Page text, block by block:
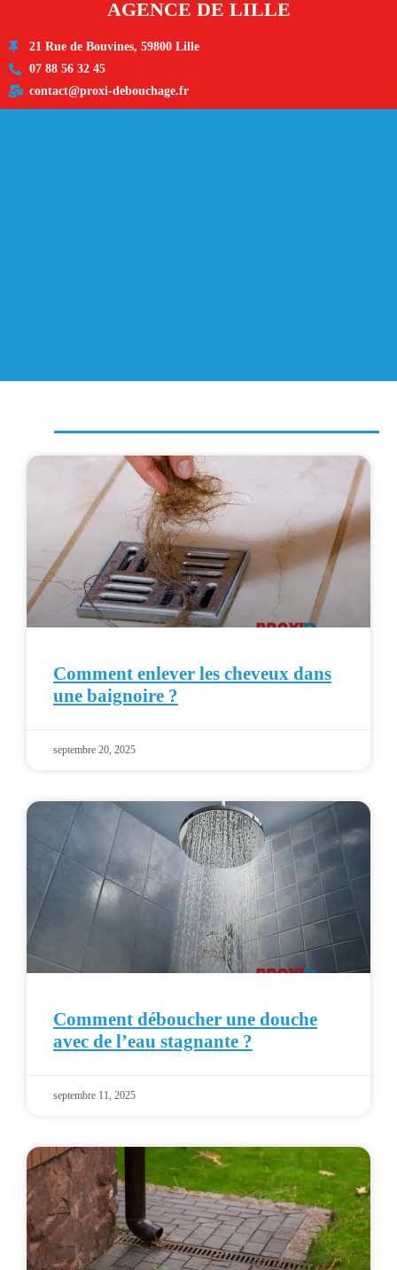
AGENCE DE LILLE
21 Rue de Bouvines, 59800 Lille
07 88 56 32 45
contact@proxi-debouchage.fr
Comment enlever les cheveux dans
une baignoire ?
septembre 20, 2025
Comment déboucher une douche
avec de l’eau stagnante ?
septembre 11, 2025